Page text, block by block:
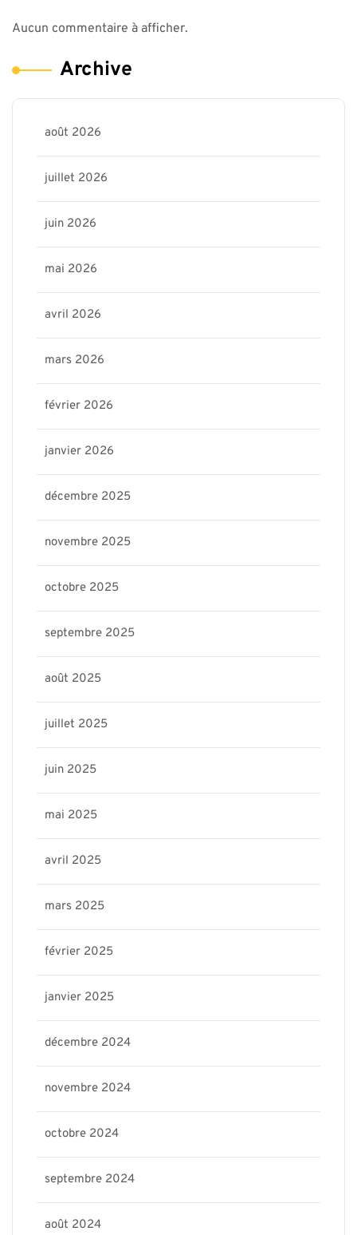
Aucun commentaire à afficher.
Archive
août 2026
juillet 2026
juin 2026
mai 2026
avril 2026
mars 2026
février 2026
janvier 2026
décembre 2025
novembre 2025
octobre 2025
septembre 2025
août 2025
juillet 2025
juin 2025
mai 2025
avril 2025
mars 2025
février 2025
janvier 2025
décembre 2024
novembre 2024
octobre 2024
septembre 2024
août 2024